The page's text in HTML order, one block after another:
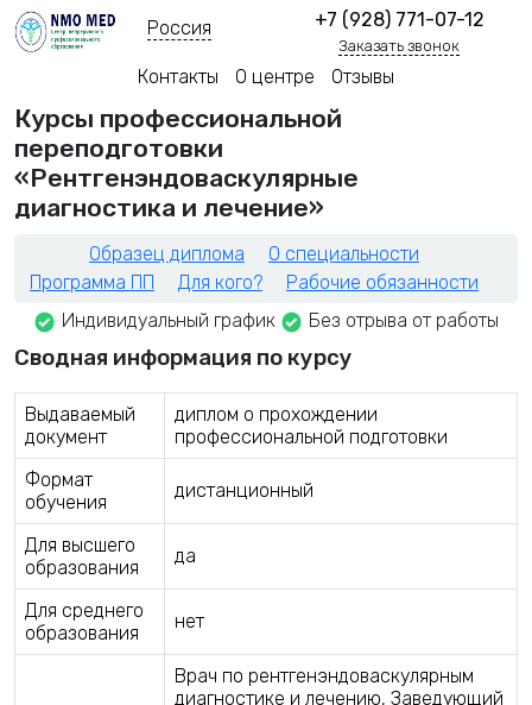
Россия
Контакты О центре Отзывы
+7 (928) 771-07-12
Заказать звонок
Курсы профессиональной
переподготовки
«Рентгенэндоваскулярные
диагностика и лечение»
Образец диплома
О специальности
Программа ПП
Для кого?
Рабочие обязанности
Индивидуальный график
Без отрыва от работы
Сводная информация по курсу
Выдаваемый
документ
диплом о прохождении
профессиональной подготовки
Формат
обучения
дистанционный
Для высшего
образования
да
Для среднего
образования
нет
Врач по рентгенэндоваскулярным
диагностике и лечению, Заведующий